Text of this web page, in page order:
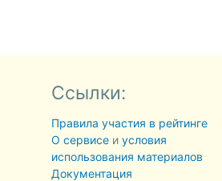
Ссылки:
Правила участия в рейтинге
О сервисеи условия
использования материалов
Документация